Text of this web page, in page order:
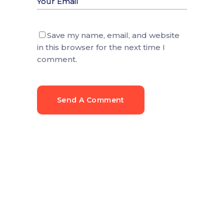
Save my name, email, and website
in this browser for the next time I
comment.
Send A Comment